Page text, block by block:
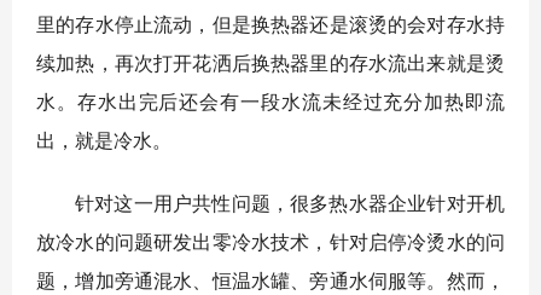
里的存水停止流动，但是换热器还是滚烫的会对存水持
续加热，再次打开花洒后换热器里的存水流出来就是烫
水。存水出完后还会有一段水流未经过充分加热即流
出，就是冷水。
针对这一用户共性问题，很多热水器企业针对开机
放冷水的问题研发出零冷水技术，针对启停冷烫水的问
题，增加旁通混水、恒温水罐、旁通水伺服等。然而，